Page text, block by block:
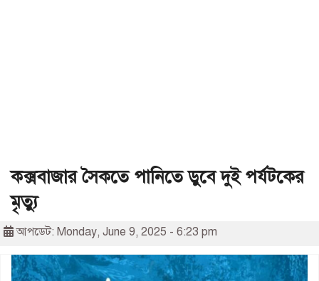
কক্সবাজার সৈকতে পানিতে ডুবে দুই পর্যটকের
মৃত্যু
আপডেট: Monday, June 9, 2025 - 6:23 pm